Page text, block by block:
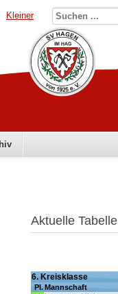
Kleiner
Aktuelle Tabelle